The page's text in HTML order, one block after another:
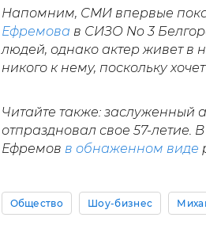
Напомним, СМИ впервые
Ефремова в СИЗО No 3
людей, однако актер живет в
никого к нему, поскольку
Читайте также: заслуженный
отпраздновал свое 57-летие.
Ефремов в обнаженном виде
Общество Шоу-бизнес